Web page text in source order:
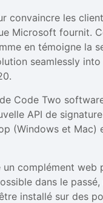
convaincre les
Microsoft fournit.
en témoigne la
seamlessly into
Code Two
API de
(Windows et Mac)
complément web
dans le
installé sur des